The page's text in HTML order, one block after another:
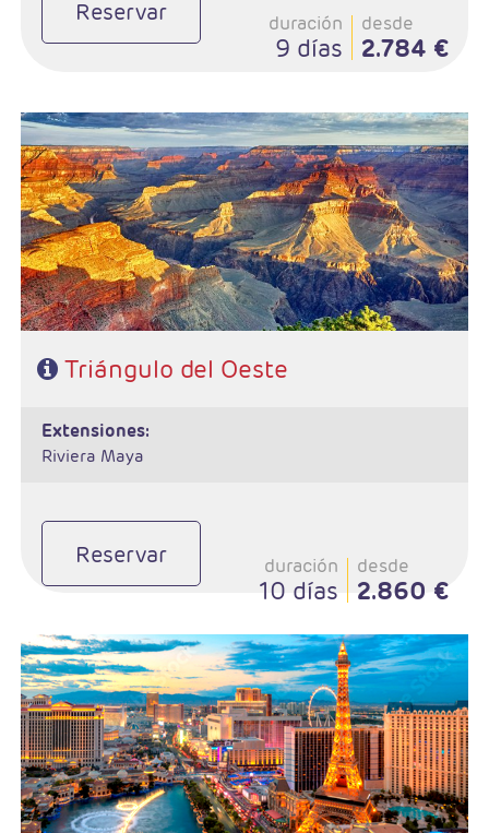
Reservar duración
9 días
desde
2.784 €
- Salida: Viernes
- Ruta: Los Angeles - Grand Canyon - Las Vegas -
Mammoth Lakes o Fresno - Yosemite - San Francisco
- Categoría hotelera: 3*- 4*
- Régimen: Alojamiento y desayuno
Triángulo del Oeste
extensiones:
Riviera Maya
Reservar duración
10 días
desde
2.860 €
- Salida: Lunes
- Ruta: Las Vegas - Fresno - Yosemite - San Francisco -
Monterey - Lompoc - Santa Bárbara - Los Angeles -
Riviera Maya
- Categoría hotelera: 3*- 4*
- Régimen: Alojamiento y desayuno en circuito